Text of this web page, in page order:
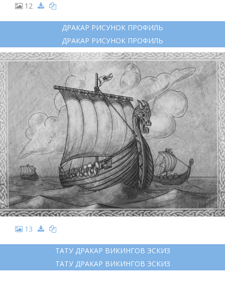
12
ДРАКАР РИСУНОК ПРОФИЛЬ
ДРАКАР РИСУНОК ПРОФИЛЬ
13
ТАТУ ДРАКАР ВИКИНГОВ ЭСКИЗ
ТАТУ ДРАКАР ВИКИНГОВ ЭСКИЗ